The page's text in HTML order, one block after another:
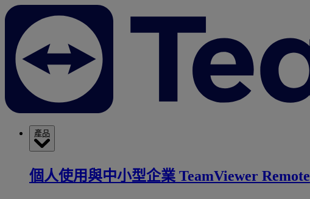
產品
個人使用與中小型企業 TeamViewer Remote